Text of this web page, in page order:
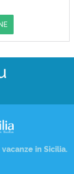
vacanze in Sicilia.